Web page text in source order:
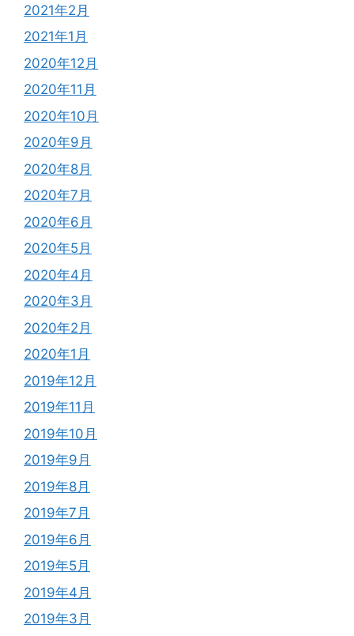
2021年2月
2021年1月
2020年12月
2020年11月
2020年10月
2020年9月
2020年8月
2020年7月
2020年6月
2020年5月
2020年4月
2020年3月
2020年2月
2020年1月
2019年12月
2019年11月
2019年10月
2019年9月
2019年8月
2019年7月
2019年6月
2019年5月
2019年4月
2019年3月